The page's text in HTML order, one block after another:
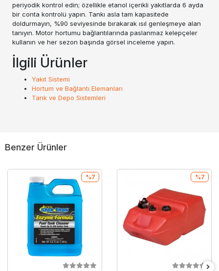
periyodik kontrol edin; özellikle etanol içerikli yakıtlarda 6 ayda
bir conta kontrolü yapın. Tankı asla tam kapasitede
doldurmayın, %90 seviyesinde bırakarak ısıl genleşmeye alan
tanıyın. Motor hortumu bağlantılarında paslanmaz kelepçeler
kullanın ve her sezon başında görsel inceleme yapın.
İlgili Ürünler
Yakıt Sistemi
Hortum ve Bağlantı Elemanları
Tank ve Depo Sistemleri
Benzer Ürünler
%7 %7